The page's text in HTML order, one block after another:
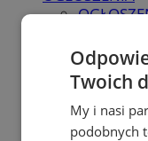
REKLAMA
WSPÓŁPRACA
Twoich
My i nasi
podobnych